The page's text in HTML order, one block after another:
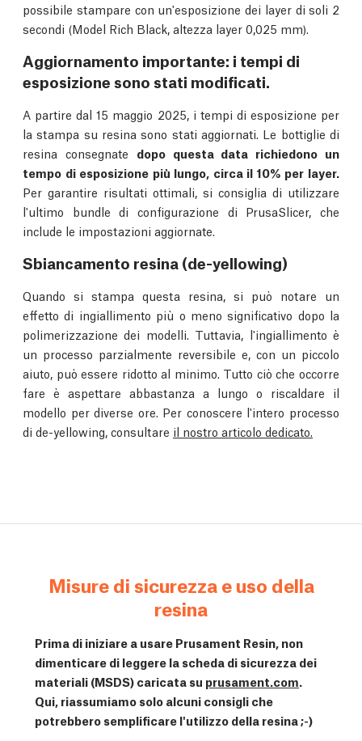
possibile stampare con un'esposizione dei layer di soli 2
secondi (Model Rich Black, altezza layer 0,025 mm).
Aggiornamento importante: i tempi di
esposizione sono stati modificati.
A partire dal 15 maggio 2025, i tempi di esposizione per
la stampa su resina sono stati aggiornati. Le bottiglie di
resina consegnate dopo questa data richiedono un
tempo di esposizione più lungo, circa il 10% per layer.
Per garantire risultati ottimali, si consiglia di utilizzare
l'ultimo bundle di configurazione di PrusaSlicer, che
include le impostazioni aggiornate.
Sbiancamento resina (de-yellowing)
Quando si stampa questa resina, si può notare un
effetto di ingiallimento più o meno significativo dopo la
polimerizzazione dei modelli. Tuttavia, l'ingiallimento è
un processo parzialmente reversibile e, con un piccolo
aiuto, può essere ridotto al minimo. Tutto ciò che occorre
fare è aspettare abbastanza a lungo o riscaldare il
modello per diverse ore. Per conoscere l'intero processo
di de-yellowing, consultare il nostro articolo dedicato.
Misure di sicurezza e uso della
resina
Prima di iniziare a usare Prusament Resin, non
dimenticare di leggere la scheda di sicurezza dei
materiali (MSDS) caricata su prusament.com.
Qui, riassumiamo solo alcuni consigli che
potrebbero semplificare l'utilizzo della resina ;-)